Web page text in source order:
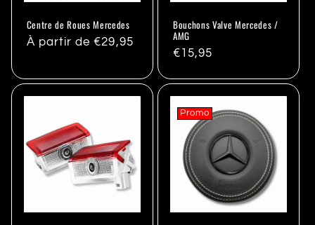
Centre de Roues Mercedes
Prix
À partir de €29,95
Bouchons Valve Mercedes /
AMG
Prix
€15,95
Promo